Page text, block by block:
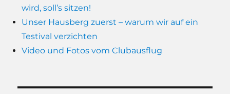
wird, soll’s sitzen!
Unser Hausberg zuerst – warum wir auf ein
Testival verzichten
Video und Fotos vom Clubausflug